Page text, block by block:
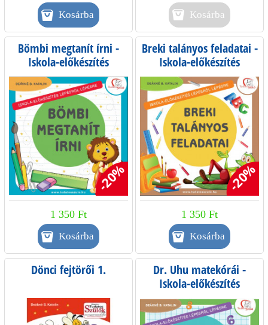
Kosárba
Bömbi megtanít írni -
Iskola-előkészítés
lépésről lépésre
-20%
1 350 Ft
Breki talányos feladatai -
Iskola-előkészítés
lépésről lépésre
-20%
1 350 Ft
Dönci fejtörői 1.
Dr. Uhu matekórái -
Iskola-előkészítés
lépésről lépésre